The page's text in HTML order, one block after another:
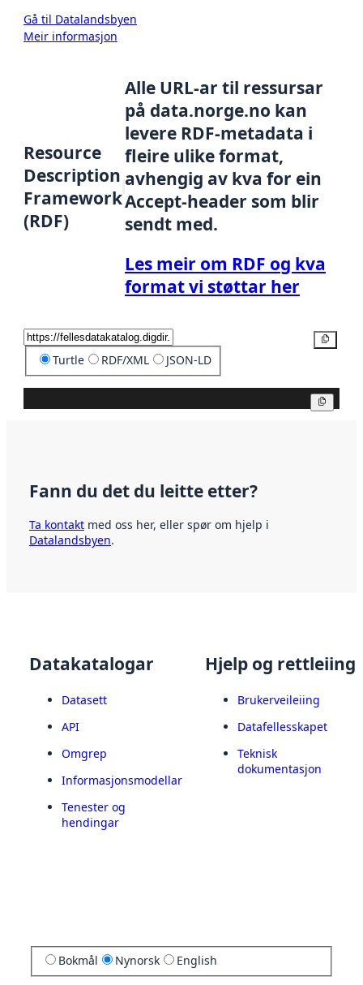
Gå til Datalandsbyen
Meir informasjon
Resource
Description
Framework
(RDF)
Alle URL-ar til ressursar
på data.norge.no kan
levere RDF-metadata i
fleire ulike format,
avhengig av kva for ein
Accept-header som blir
sendt med.
Les meir om RDF og kva
format vi støttar her
Turtle RDF/XML JSON-LD
Fann du det du leitte etter?
Ta kontakt med oss her, eller spør om hjelp i
Datalandsbyen.
Datakatalogar
Datasett
API
Omgrep
Informasjonsmodellar
Tenester og
hendingar
Hjelp og rettleiing
Brukerveileiing
Datafellesskapet
Teknisk
dokumentasjon
Bokmål Nynorsk English